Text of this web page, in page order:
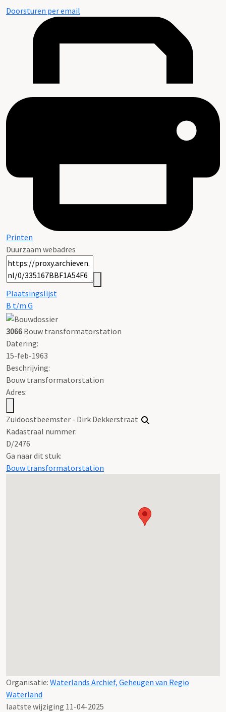
Doorsturen per email
Printen
Duurzaam webadres
Plaatsingslijst
B t/m G
3066 Bouw transformatorstation
Datering:
15-feb-1963
Beschrijving:
Bouw transformatorstation
Adres:
Zuidoostbeemster - Dirk Dekkerstraat
Kadastraal nummer:
D/2476
Ga naar dit stuk:
Bouw transformatorstation
Organisatie: Waterlands Archief, Geheugen van Regio
Waterland
laatste wijziging 11-04-2025